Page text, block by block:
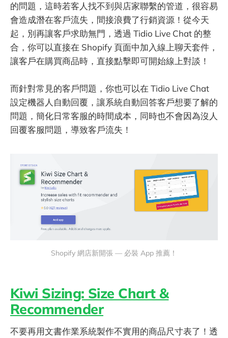
的問題，這時若客人找不到與店家聯繫的管道，很容易
會造成潛在客戶流失，間接浪費了行銷資源！從今天
起，別再讓客戶求助無門，透過 Tidio Live Chat 的整
合，你可以直接在 Shopify 頁面中加入線上聊天套件，
讓客戶在購買商品時，直接點擊即可開始線上對談！
而針對常見的客戶問題，你也可以在 Tidio Live Chat
設定機器人自動回覆，讓系統自動回答客戶想要了解的
問題，簡化日常客服的時間成本，同時也不會因為沒人
回覆客服問題，導致客戶流失！
Shopify 網店新開張 — 必裝 App 推薦！
Kiwi Sizing: Size Chart &
Recommender
不要再用文書作業系統製作不實用的商品尺寸表了！透